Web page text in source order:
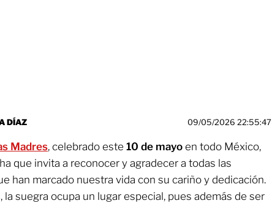
DÍAZ 09/05/2026 22:55:47
Madres, celebrado este 10 de mayo en todo México,
que invita a reconocer y agradecer a todas las
han marcado nuestra vida con su cariño y dedicación.
la suegra ocupa un lugar especial, pues además de ser